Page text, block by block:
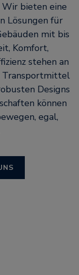
bieten eine
Lösungen für
mit bis
Komfort,
stehen an
Transportmittel
Designs
können
egal,